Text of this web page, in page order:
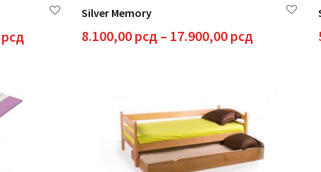
рсдRaspon
Silver Memory
8.100,00 рсд – 17.900,00 рсдRaspon